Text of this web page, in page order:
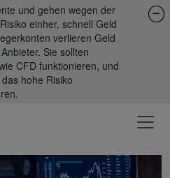
und gehen wegen der
einher, schnell Geld
verlieren Geld
Sie sollten
CFD funktionieren, und
hohe Risiko